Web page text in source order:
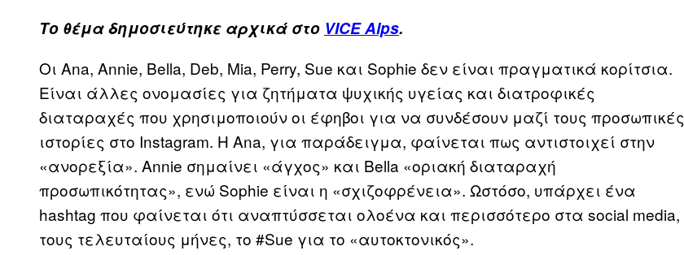
Το θέμα δημοσιεύτηκε αρχικά στο VICE Alps.
Οι Ana, Annie, Bella, Deb, Mia, Perry, Sue και Sophie δεν είναι πραγματικά κορίτσια.
Είναι άλλες ονομασίες για ζητήματα ψυχικής υγείας και διατροφικές
διαταραχές που χρησιμοποιούν oι έφηβοι για να συνδέσουν μαζί τους προσωπικές
ιστορίες στο Instagram. Η Ana, για παράδειγμα, φαίνεται πως αντιστοιχεί στην
«ανορεξία». Annie σημαίνει «άγχος» και Bella «οριακή διαταραχή
προσωπικότητας», ενώ Sophie είναι η «σχιζοφρένεια». Ωστόσο, υπάρχει ένα
hashtag που φαίνεται ότι αναπτύσσεται ολοένα και περισσότερο στα social media,
τους τελευταίους μήνες, το #Sue για το «αυτοκτονικός».